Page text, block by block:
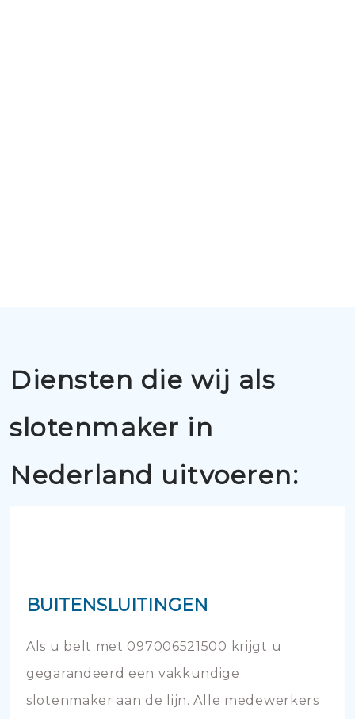
Diensten die wij als
slotenmaker in
Nederland uitvoeren:
BUITENSLUITINGEN
Als u belt met 097006521500 krijgt u
gegarandeerd een vakkundige
slotenmaker aan de lijn. Alle medewerkers